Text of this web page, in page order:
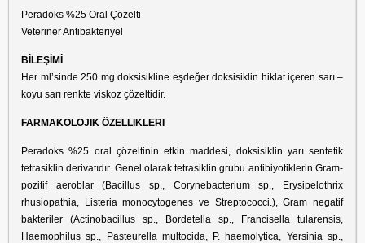
Peradoks %25 Oral Çözelti
Veteriner Antibakteriyel
BİLEŞİMİ
Her ml’sinde 250 mg doksisikline eşdeğer doksisiklin hiklat içeren sarı –
koyu sarı renkte viskoz çözeltidir.
FARMAKOLOJIK ÖZELLIKLERI
Peradoks %25 oral çözeltinin etkin maddesi, doksisiklin yarı sentetik
tetrasiklin derivatıdır. Genel olarak tetrasiklin grubu antibiyotiklerin Gram-
pozitif aeroblar (Bacillus sp., Corynebacterium sp., Erysipelothrix
rhusiopathia, Listeria monocytogenes ve Streptococci.), Gram negatif
bakteriler (Actinobacillus sp., Bordetella sp., Francisella tularensis,
Haemophilus sp., Pasteurella multocida, P. haemolytica, Yersinia sp.,